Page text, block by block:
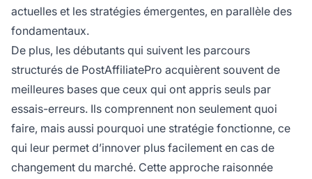
actuelles et les stratégies émergentes, en parallèle des
fondamentaux.
De plus, les débutants qui suivent les parcours
structurés de PostAffiliatePro acquièrent souvent de
meilleures bases que ceux qui ont appris seuls par
essais-erreurs. Ils comprennent non seulement quoi
faire, mais aussi pourquoi une stratégie fonctionne, ce
qui leur permet d’innover plus facilement en cas de
changement du marché. Cette approche raisonnée